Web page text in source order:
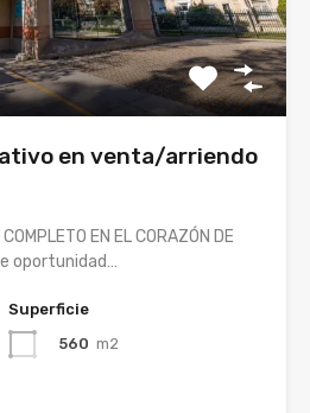
en venta/arriendo
EN EL CORAZÓN DE
oportunidad…
Superficie
560 m2